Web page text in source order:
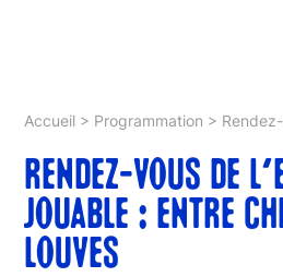
Accueil > Programmation >
RENDEZ-VOUS DE
JOUABLE : ENTRE
LOUVES